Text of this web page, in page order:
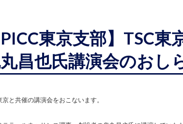
PICC東京支部】TSC
昌也氏講演会のおし
京と共催の講演会をおこないます。